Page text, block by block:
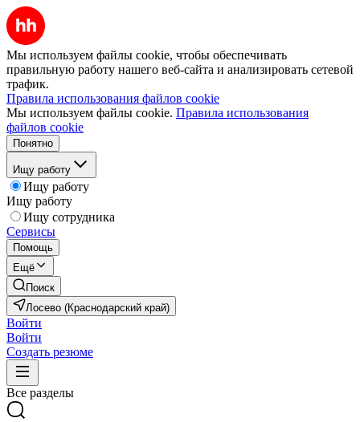
Мы используем файлы cookie, чтобы обеспечивать
правильную работу нашего веб-сайта и анализировать сетевой
трафик.
Правила использования файлов cookie
Мы используем файлы cookie. Правила использования
файлов cookie
Понятно
Ищу работу
Ищу работу
Ищу работу
Ищу сотрудника
Сервисы
Помощь
Ещё
Поиск
Лосево (Краснодарский край)
Войти
Войти
Создать резюме
Все разделы